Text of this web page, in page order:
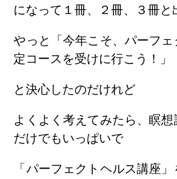
になって１冊、２冊、３冊と
やっと「今年こそ、パーフ
定コースを受けに行こう！」
と決心したのだけれど
よくよく考えてみたら、瞑
だけでもいっぱいで
「パーフェクトヘルス講座